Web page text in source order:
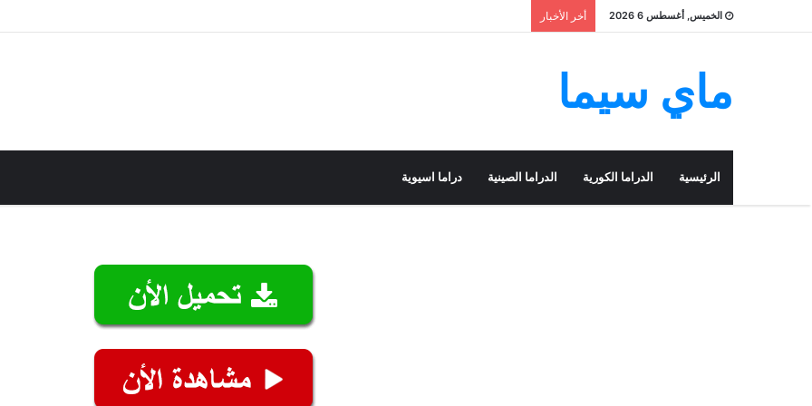
الخميس, أغسطس 6 2026 أخر الأخبار
ماي سيما
الرئيسية الدراما الكورية الدراما الصينية دراما اسيوية